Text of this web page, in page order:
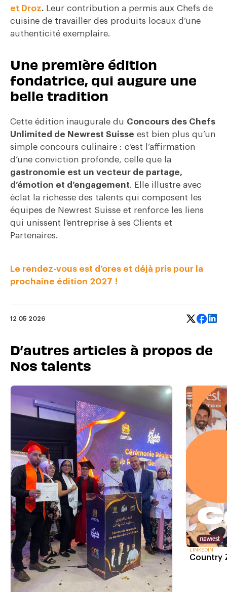
et Droz. Leur contribution a permis aux Chefs de
cuisine de travailler des produits locaux d’une
authenticité exemplaire.
Une première édition
fondatrice, qui augure une
belle tradition
Cette édition inaugurale du Concours des Chefs
Unlimited de Newrest Suisse est bien plus qu’un
simple concours culinaire : c’est l’affirmation
d’une conviction profonde, celle que la
gastronomie est un vecteur de partage,
d’émotion et d’engagement. Elle illustre avec
éclat la richesse des talents qui composent les
équipes de Newrest Suisse et renforce les liens
qui unissent l’entreprise à ses Clients et
Partenaires.
Le rendez-vous est d’ores et déjà pris pour la
prochaine édition 2027 !
12 05 2026
D’autres articles à propos de
Nos talents
LINKEDIN
Country